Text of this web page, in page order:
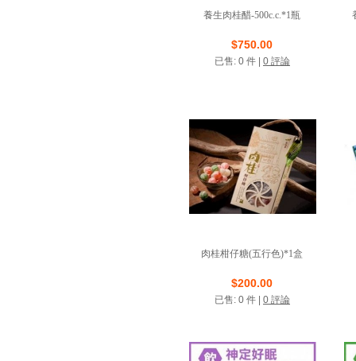
養生肉桂醋-500c.c.*1瓶
店鋪名稱: 溫伯力生物
VIP商店
$750.00
已售: 0 件 | 0 評論
肉桂柑仔糖(五行色)*1盒
店鋪名稱: 溫伯力生物
VIP商店
$200.00
已售: 0 件 | 0 評論